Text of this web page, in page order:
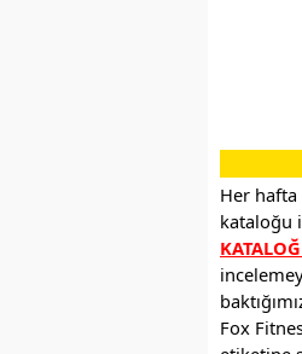
Her hafta
kataloğu
Fox